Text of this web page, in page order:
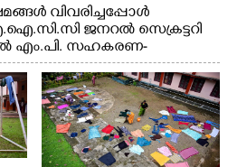
വിവരിച്ചപ്പോൾ
ജനറൽ സെക്രട്ടറി
എം.പി. സഹകരണ-
എം. ലിജു, എന്നിവർ